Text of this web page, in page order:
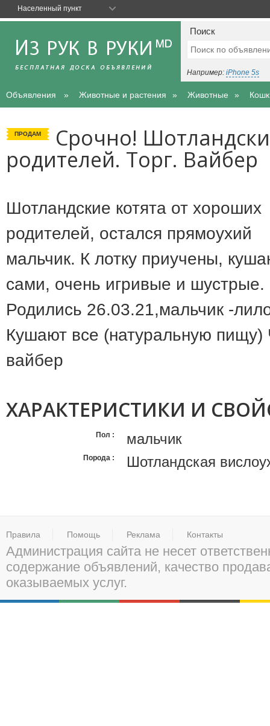
Поиск
Например: iPhone 5s
Объявления Животные и растения Животные
ПРОДАМ Срочно!
родителей. Торг. Вайбер
Шотландские котята от хороших
родителей, остался прямоухий
мальчик. К лотку приучены,
сами, очень игривые и шустрые.
Родились 26.03.21,мальчик -
Кушают все (натуральную
вайбер
ХАРАКТЕРИСТИКИ И
Пол мальчик
Порода Шотландская
Правила Помощь Реклама Контакты
Администрация сайта не несет
содержание объявлений, качество
оказываемых услуг.
Населенный пункт